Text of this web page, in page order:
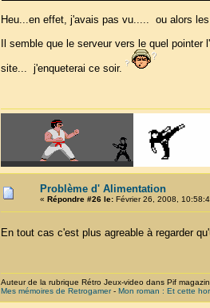
Heu...en effet, j'avais pas vu..... ou alors
Il semble que le serveur vers le quel
site... j'enqueterai ce soir.
Problème d' Alimentation
« Répondre #26 le:Février 26, 2008,
En tout cas c'est plus agreable à regarder
Auteur de la rubrique Rétro Jeux-video dans Pif
Mes mémoires de Retrogamer- Mon roman : Et cette